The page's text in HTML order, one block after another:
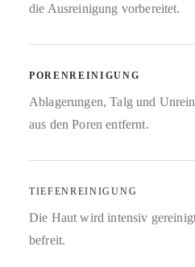
die Ausreinigung vorbereitet.
PORENREINIGUNG
Ablagerungen, Talg und
aus den Poren entfernt.
TIEFENREINIGUNG
Die Haut wird intensiv
befreit.